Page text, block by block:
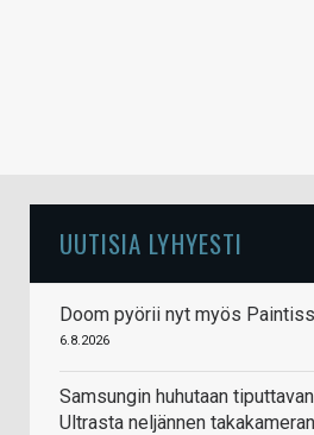
UUTISIA LYHYESTI
Doom pyörii nyt myös
6.8.2026
Samsungin huhutaan
Ultrasta neljännen